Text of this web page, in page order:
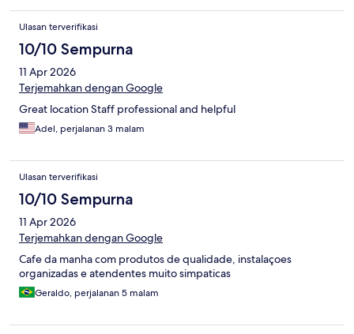
Ulasan terverifikasi
10/10 Sempurna
11 Apr 2026
Terjemahkan dengan Google
Great location Staff professional and helpful
Adel, perjalanan 3 malam
Ulasan terverifikasi
10/10 Sempurna
11 Apr 2026
Terjemahkan dengan Google
Cafe da manha com produtos de qualidade, instalaçoes
organizadas e atendentes muito simpaticas
Geraldo, perjalanan 5 malam